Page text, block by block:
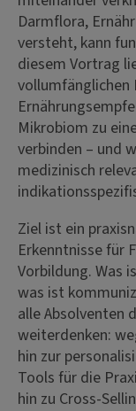
Darmflora,
versteht, kann
diesem Vortrag
vollumfänglichen
Mikrobiom zu
verbinden – und
medizinisch
Ziel ist ein
Erkenntnisse für
Vorbildung. Was
was ist
alle Absolventen
weiterdenken:
hin zur
Tools für die
hin zu Cross-